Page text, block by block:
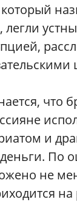
что
и
По
не